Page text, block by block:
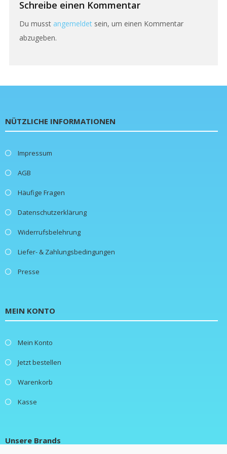
Schreibe einen Kommentar
Du musst angemeldetsein, um einen Kommentar
abzugeben.
NÜTZLICHE INFORMATIONEN
Impressum
AGB
Häufige Fragen
Datenschutzerklärung
Widerrufsbelehrung
Liefer- & Zahlungsbedingungen
Presse
MEIN KONTO
Mein Konto
Jetzt bestellen
Warenkorb
Kasse
Unsere Brands